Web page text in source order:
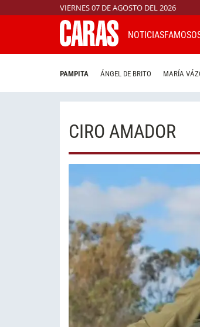
VIERNES 07 DE AGOSTO DEL 2026
NOTICIAS
PAMPITA ÁNGEL DE BRITO MARÍA
CIRO AMADOR